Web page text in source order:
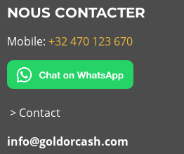
NOUS CONTACTER
Mobile: +32 470 123 670
> Contact
info@goldorcash.com